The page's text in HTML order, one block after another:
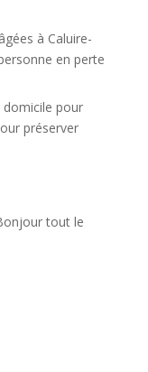
à Caluire-
en perte
domicile pour
préserver
tout le